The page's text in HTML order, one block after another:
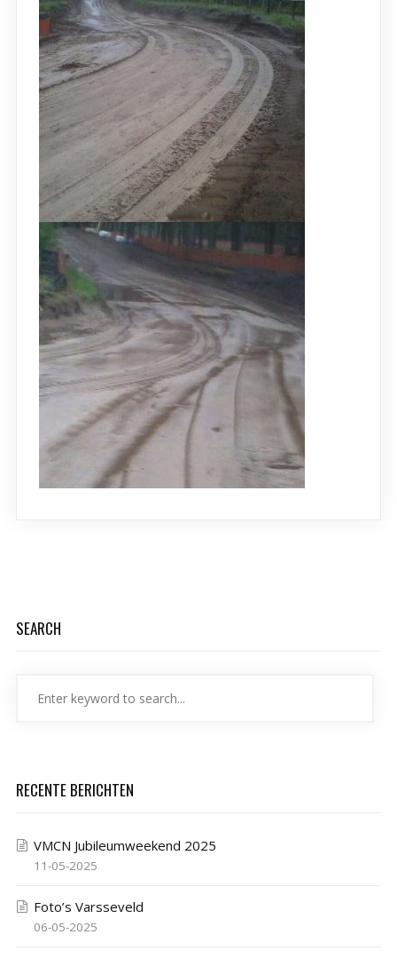
SEARCH
RECENTE BERICHTEN
VMCN Jubileumweekend 2025
11-05-2025
Foto’s Varsseveld
06-05-2025